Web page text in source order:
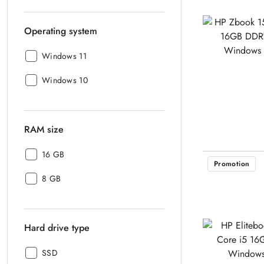
Operating system
Operating
Windows 11
Operating
Windows 10
RAM size
RAM
16 GB
RAM
8 GB
Hard drive type
Hard
SSD
Promotion